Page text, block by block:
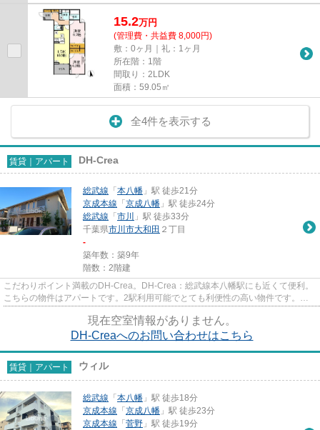
15.2万円
(管理費・共益費 8,000円)
敷：0ヶ月｜礼：1ヶ月
所在階：1階
間取り：2LDK
面積：59.05㎡
全4件を表示する
賃貸｜アパート DH-Crea
総武線 「 本八幡 」駅 徒歩21分
京成本線 「 京成八幡 」駅 徒歩24分
総武線 「 市川
」駅 徒歩33分
千葉県市川市大和田 ２丁目
-
築年数：築9年
階数：2階建
こだわりポイント満載のDH-Crea。DH-Crea：総武線本八幡駅にも近くて便利。
こちらの物件はアパートです。2駅利用可能でとても利便性の高い物件です。当
現在空室情報がありません。
DH-Creaへのお問い合わせはこちら
賃貸｜アパート ウィル
総武線 「 本八幡 」駅 徒歩18分
京成本線 「 京成八幡 」駅 徒歩23分
京成本線 「 菅野 」駅 徒歩19分